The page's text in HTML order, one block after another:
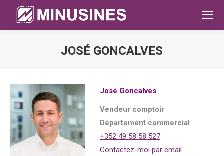
JOSÉ GONCALVES
José Goncalves
Vendeur comptoir
Département commercial
+352 49 58 58 527
Contactez-moi par email